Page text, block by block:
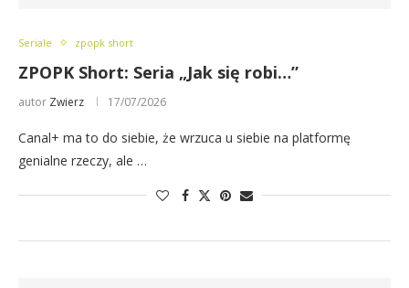
Seriale zpopk short
ZPOPK Short: Seria „Jak się robi…”
autor Zwierz 17/07/2026
Canal+ ma to do siebie, że wrzuca u siebie na platformę
genialne rzeczy, ale …